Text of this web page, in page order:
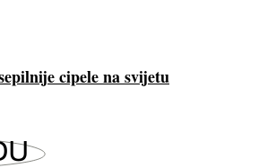
cipele na svijetu